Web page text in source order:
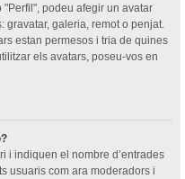
"Perfil", podeu afegir un avatar
galeria, remot o penjat.
estan permesos i tria de quines
els avatars, poseu-vos en
i indiquen el nombre d’entrades
usuaris com ara moderadors i